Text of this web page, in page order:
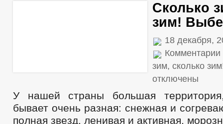
Сколько
зим!
18 декабря,
Комментарии
зим, сколько
отключены
У нашей страны большая
бывает очень разная: снежная и
полная звезд, ленивая и активная,